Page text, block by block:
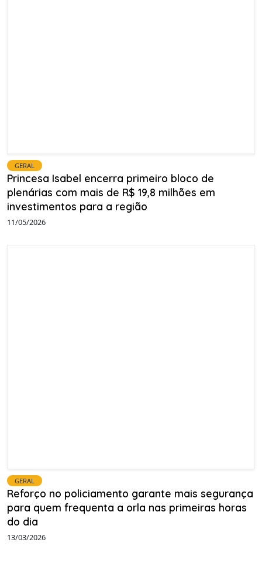
GERAL
Princesa Isabel encerra primeiro bloco de
plenárias com mais de R$ 19,8 milhões em
investimentos para a região
11/05/2026
GERAL
Reforço no policiamento garante mais segurança
para quem frequenta a orla nas primeiras horas
do dia
13/03/2026